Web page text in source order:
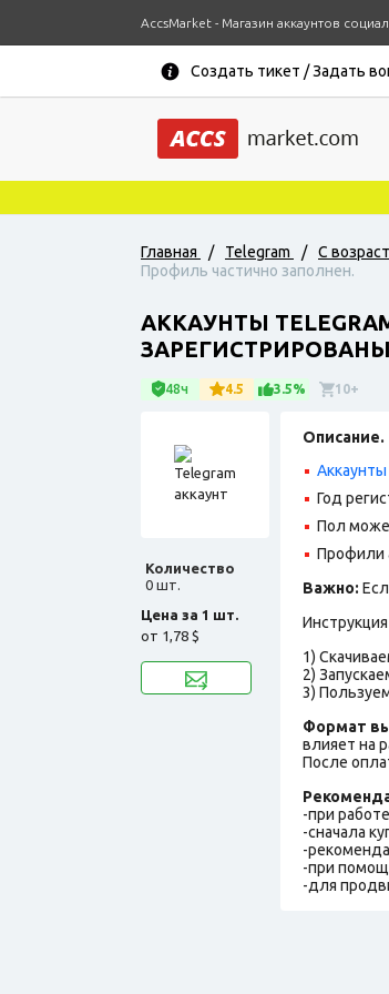
AccsMarket - Магазин аккаунтов
Создать тикет / Задать
Главная / Telegram / С
Профиль частично заполнен.
АККАУНТЫ
48ч 4.5 3.5% 10+
Количество
0 шт.
Цена за 1 шт.
от 1,78 $
Описание.
Год
Пол
Профили
Важно:
1)
2)
3)
Формат
влияет на
После
-при
-сначала
-
-при
-для